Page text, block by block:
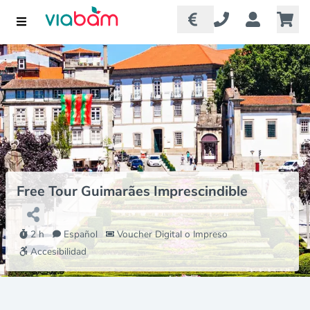
Free Tour Guimarães Imprescindible
2 h Español
Voucher Digital o Impreso
Accesibilidad